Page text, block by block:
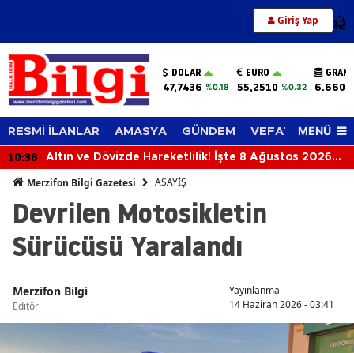
Giriş Yap 12
DOLAR
47,7436 %0.18
EURO
55,2510 %0.32
RESMİ İLANLAR AMASYA GÜNDEM VEFAT EDENLER
MENÜ
10:36
Altın ve Dövizde Hareketlilik! İşte 8 Ağustos 2026
Merzifon Bilgi Gazetesi ASAYİŞ
Devrilen Motosikletin
Sürücüsü Yaralandı
Merzifon Bilgi
Editör
Yayınlanma
14 Haziran 2026 - 03:41